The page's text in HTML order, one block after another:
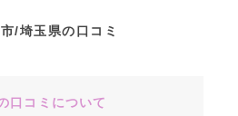
/埼玉県の口コミ
口コミについて